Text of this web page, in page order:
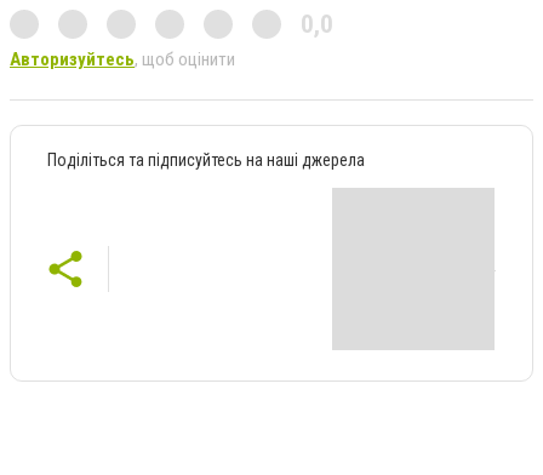
0,0
Авторизуйтесь, щоб оцінити
Поділіться та підписуйтесь на наші джерела